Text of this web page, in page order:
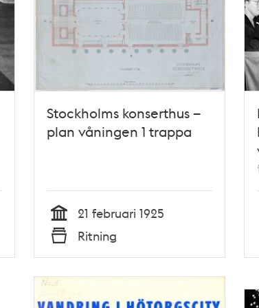
Stockholms konserthus –
plan våningen 1 trappa
Tid
21 februari 1925
Typ
Ritning